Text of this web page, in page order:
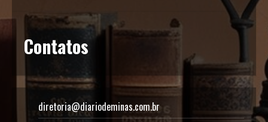
Contatos
diretoria@diariodeminas.com.br